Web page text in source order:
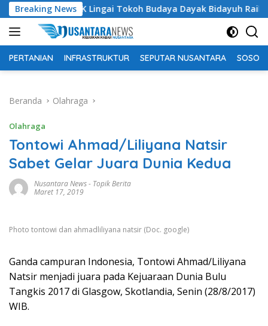
Langsung
ke
konten
Breaking News
AK Lingai Tokoh Budaya Dayak Bidayuh Raih Kinerja Ekselen
PERTANIAN INFRASTRUKTUR SEPUTAR NUSANTARA SOSOK
Beranda Olahraga
Olahraga
Tontowi Ahmad/Liliyana Natsir
Sabet Gelar Juara Dunia Kedua
Nusantara News- Topik Berita
Maret 17, 2019
Photo tontowi dan ahmadliliyana natsir (Doc. google)
Ganda campuran Indonesia, Tontowi Ahmad/Liliyana
Natsir menjadi juara pada Kejuaraan Dunia Bulu
Tangkis 2017 di Glasgow, Skotlandia, Senin (28/8/2017)
WIB.